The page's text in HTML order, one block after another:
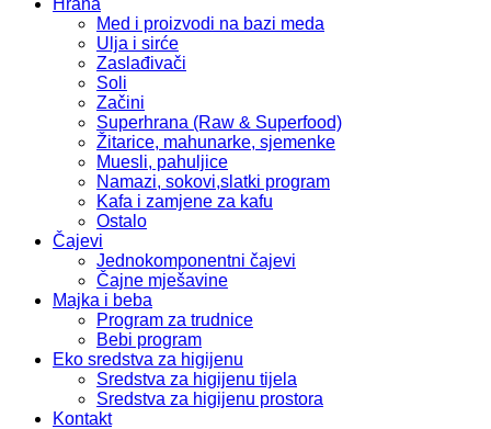
Hrana
Med i proizvodi na bazi meda
Ulja i sirće
Zaslađivači
Soli
Začini
Superhrana (Raw & Superfood)
Žitarice, mahunarke, sjemenke
Muesli, pahuljice
Namazi, sokovi,slatki program
Kafa i zamjene za kafu
Ostalo
Čajevi
Jednokomponentni čajevi
Čajne mješavine
Majka i beba
Program za trudnice
Bebi program
Eko sredstva za higijenu
Sredstva za higijenu tijela
Sredstva za higijenu prostora
Kontakt